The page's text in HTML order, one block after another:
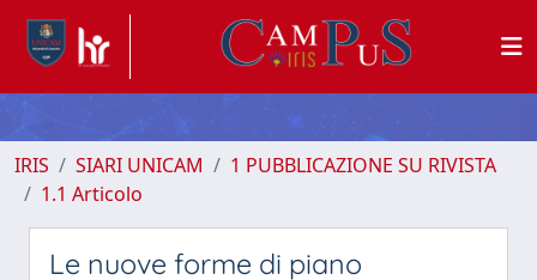
IRIS SIARI UNICAM
1 PUBBLICAZIONE SU RIVISTA
1.1 Articolo
Le nuove forme di piano